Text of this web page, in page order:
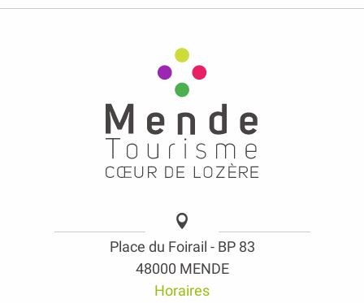
Place du Foirail - BP 83
48000 MENDE
Horaires